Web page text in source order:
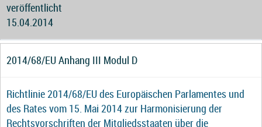
veröffentlicht
15.04.2014
2014/68/EU Anhang III Modul D
Richtlinie 2014/68/EU des Europäischen Parlamentes und
des Rates vom 15. Mai 2014 zur Harmonisierung der
Rechtsvorschriften der Mitgliedsstaaten über die